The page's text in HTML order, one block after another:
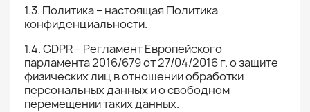
1.3. Политика – настоящая Политика
конфиденциальности.
1.4. GDPR – Регламент Европейского
парламента 2016/679 от 27/04/2016 г. о защите
физических лиц в отношении обработки
персональных данных и о свободном
перемещении таких данных.